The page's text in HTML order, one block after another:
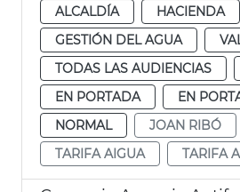
ALCALDÍA
HACIENDA
GESTIÓN DEL AGUA
TODAS LAS AUDIENCIAS
EN PORTADA
EN
NORMAL
JOAN RIBÓ
TARIFA AIGUA
TARIFA